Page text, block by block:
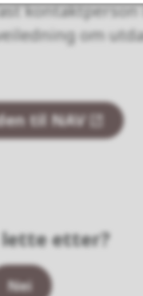
kontaktperson
om
til NAV
etter?
Nei